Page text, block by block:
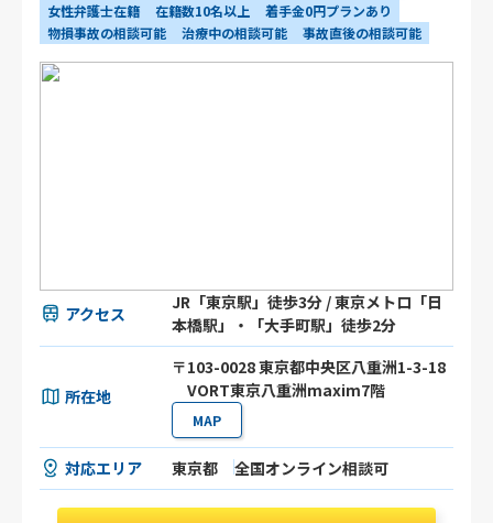
女性弁護士在籍
在籍数10名以上
着手金0円プランあり
物損事故の相談可能
治療中の相談可能 事故直後の相談可能
アクセス
JR「東京駅」徒歩3分 / 東京メトロ「日
本橋駅」・「大手町駅」徒歩2分
所在地
〒103-0028 東京都中央区八重洲1-3-18
VORT東京八重洲maxim7階
MAP
対応エリア 東京都 全国オンライン相談可